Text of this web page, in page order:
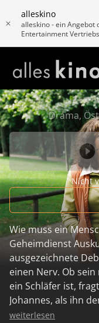
alleskino
alleskino - ein Angebot
Entertainment
Drama,
Nicht
Wie muss ein
Geheimdienst
ausgezeichnete
einen Nerv. Ob
ein Schläfer ist,
Johannes, als ihn
bittet. Er soll den
weiterlesen